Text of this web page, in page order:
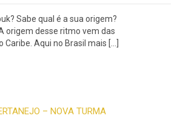
Sabe qual é a sua origem?
origem desse ritmo vem das
Aqui no Brasil mais […]